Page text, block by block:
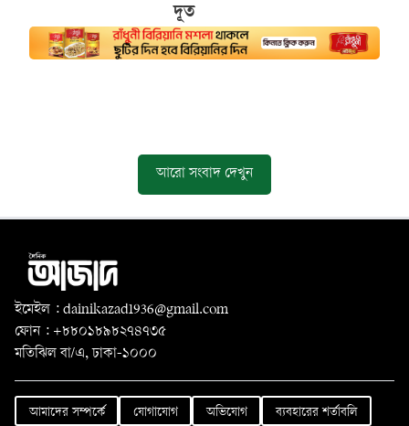
দূত
আরো সংবাদ দেখুন
ইমেইল : dainikazad1936@gmail.com
ফোন : +৮৮০১৮৯৮২৭৪৭৩৫
মতিঝিল বা/এ, ঢাকা-১০০০
আমাদের সম্পর্কে যোগাযোগ অভিযোগ ব্যবহারের শর্তাবলি